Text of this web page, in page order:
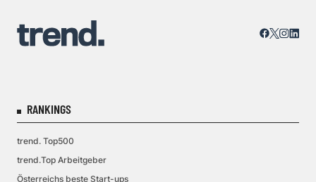
RANKINGS
trend. Top500
trend.Top Arbeitgeber
Österreichs beste Start-ups